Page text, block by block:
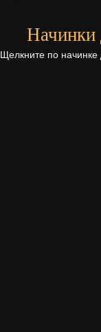
Начинки
Щелкните по начинке